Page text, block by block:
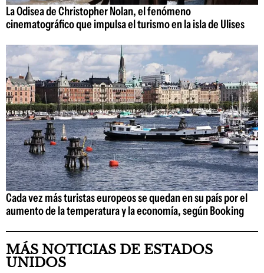
La Odisea de Christopher Nolan, el fenómeno
cinematográfico que impulsa el turismo en la isla de Ulises
Cada vez más turistas europeos se quedan en su país por el
aumento de la temperatura y la economía, según Booking
MÁS NOTICIAS DE ESTADOS
UNIDOS